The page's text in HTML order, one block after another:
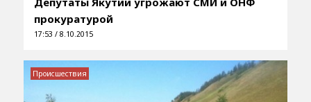
прокуратурой
17:53 / 8.10.2015
Происшествия